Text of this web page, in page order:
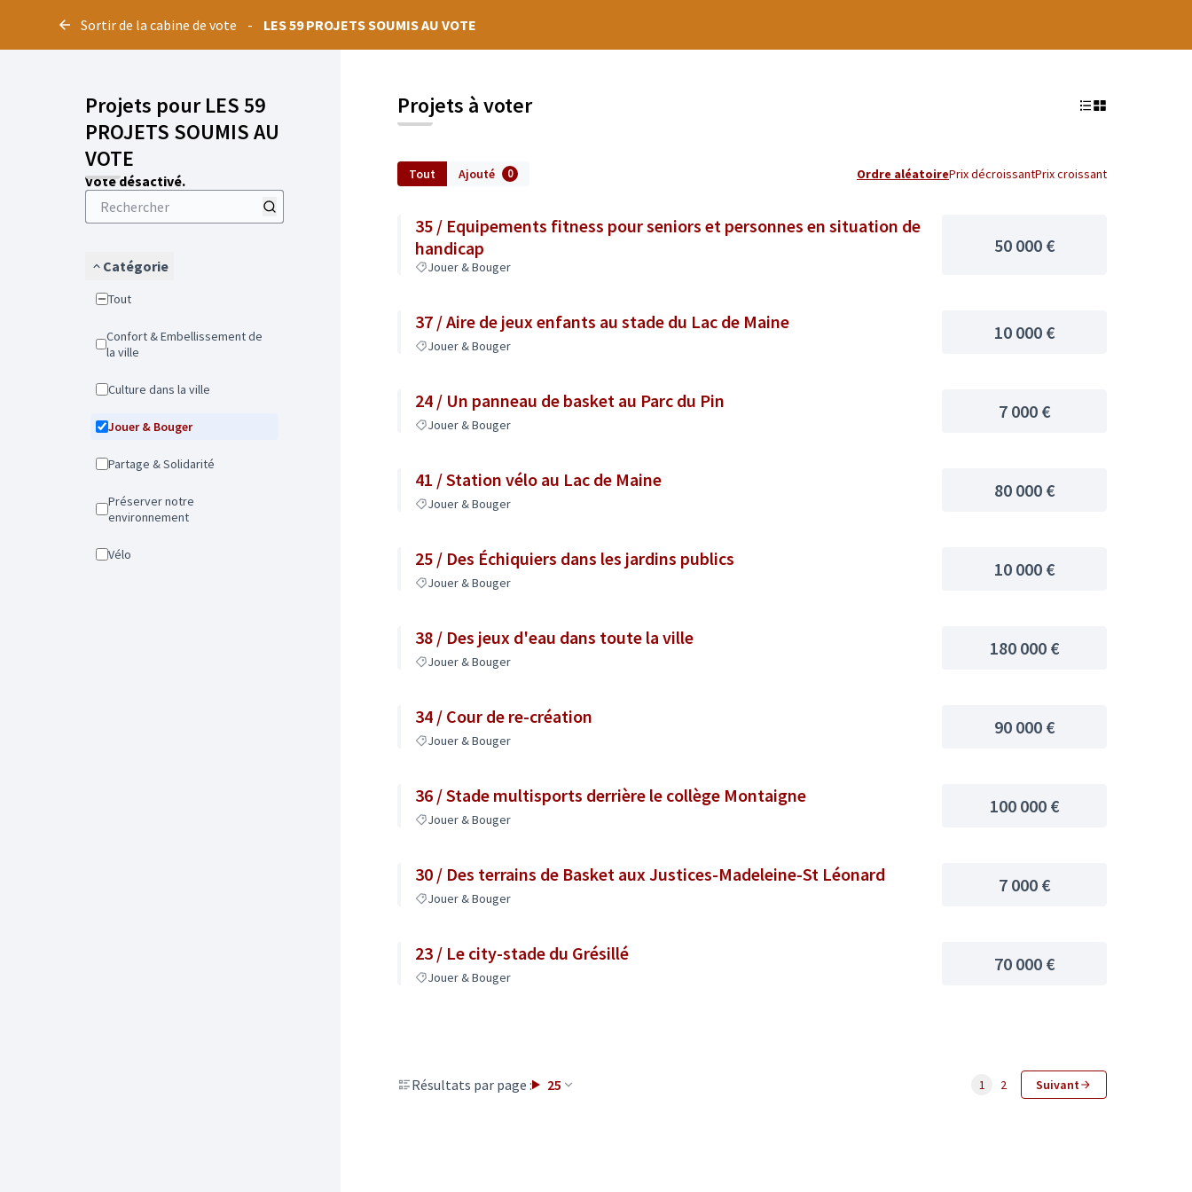
Sortir de la cabine de vote - LES 59 PROJETS SOUMIS AU VOTE
Projets pour LES 59
PROJETS SOUMIS AU
VOTE
Vote désactivé.
Catégorie
Tout
Confort & Embellissement de
la ville
Culture dans la ville
Jouer & Bouger
Partage & Solidarité
Préserver notre
environnement
Vélo
Projets à voter
Tout Ajouté 0 Ordre aléatoirePrix décroissantPrix croissant
35 / Equipements fitness pour seniors et personnes en situation de
handicap
Jouer & Bouger
50 000 €
37 / Aire de jeux enfants au stade du Lac de Maine
Jouer & Bouger
10 000 €
24 / Un panneau de basket au Parc du Pin
Jouer & Bouger
7 000 €
41 / Station vélo au Lac de Maine
Jouer & Bouger
80 000 €
25 / Des Échiquiers dans les jardins publics
Jouer & Bouger
10 000 €
38 / Des jeux d'eau dans toute la ville
Jouer & Bouger
180 000 €
34 / Cour de re-création
Jouer & Bouger
90 000 €
36 / Stade multisports derrière le collège Montaigne
Jouer & Bouger
100 000 €
30 / Des terrains de Basket aux Justices-Madeleine-St Léonard
Jouer & Bouger
7 000 €
23 / Le city-stade du Grésillé
Jouer & Bouger
70 000 €
Résultats par page : 25 1 2 Suivant